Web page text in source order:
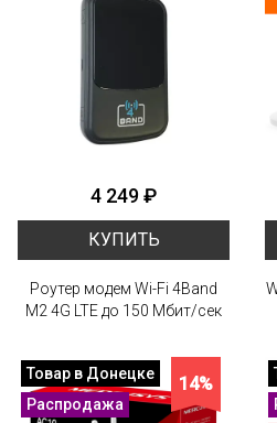
4 249 ₽
КУПИТЬ
Роутер модем Wi-Fi 4Band
M2 4G LTE до 150 Мбит/сек
14%
Товар в Донецке
Распродажа